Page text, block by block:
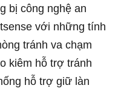
bị công nghệ an
với những tính
tránh va chạm
kiêm hỗ trợ tránh
hỗ trợ giữ làn